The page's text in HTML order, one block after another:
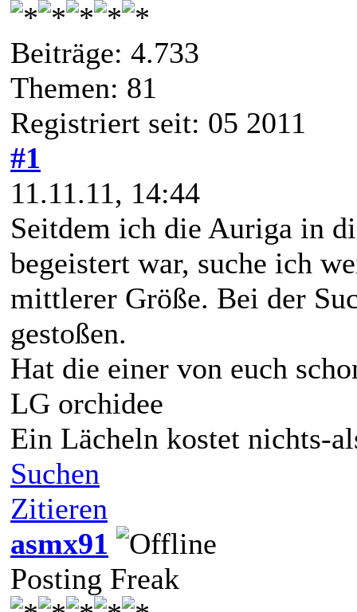
Beiträge: 4.733
Themen: 81
Registriert seit: 05 2011
#1
11.11.11, 14:44
Seitdem ich die Auriga in
begeistert war, suche ich
mittlerer Größe. Bei der
gestoßen.
Hat die einer von euch
LG orchidee
Ein Lächeln kostet nichts-
Suchen
Zitieren
asmx91
Posting Freak